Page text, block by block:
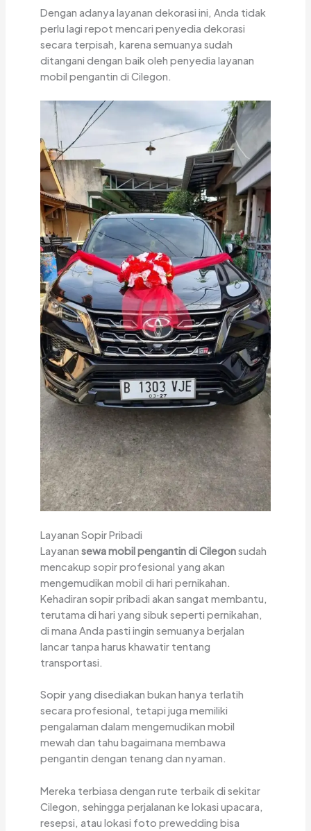
Dengan adanya layanan dekorasi ini, Anda tidak
perlu lagi repot mencari penyedia dekorasi
secara terpisah, karena semuanya sudah
ditangani dengan baik oleh penyedia layanan
mobil pengantin di Cilegon.
Layanan Sopir Pribadi
Layanan sewa mobil pengantin di Cilegonsudah
mencakup sopir profesional yang akan
mengemudikan mobil di hari pernikahan.
Kehadiran sopir pribadi akan sangat membantu,
terutama di hari yang sibuk seperti pernikahan,
di mana Anda pasti ingin semuanya berjalan
lancar tanpa harus khawatir tentang
transportasi.
Sopir yang disediakan bukan hanya terlatih
secara profesional, tetapi juga memiliki
pengalaman dalam mengemudikan mobil
mewah dan tahu bagaimana membawa
pengantin dengan tenang dan nyaman.
Mereka terbiasa dengan rute terbaik di sekitar
Cilegon, sehingga perjalanan ke lokasi upacara,
resepsi, atau lokasi foto prewedding bisa